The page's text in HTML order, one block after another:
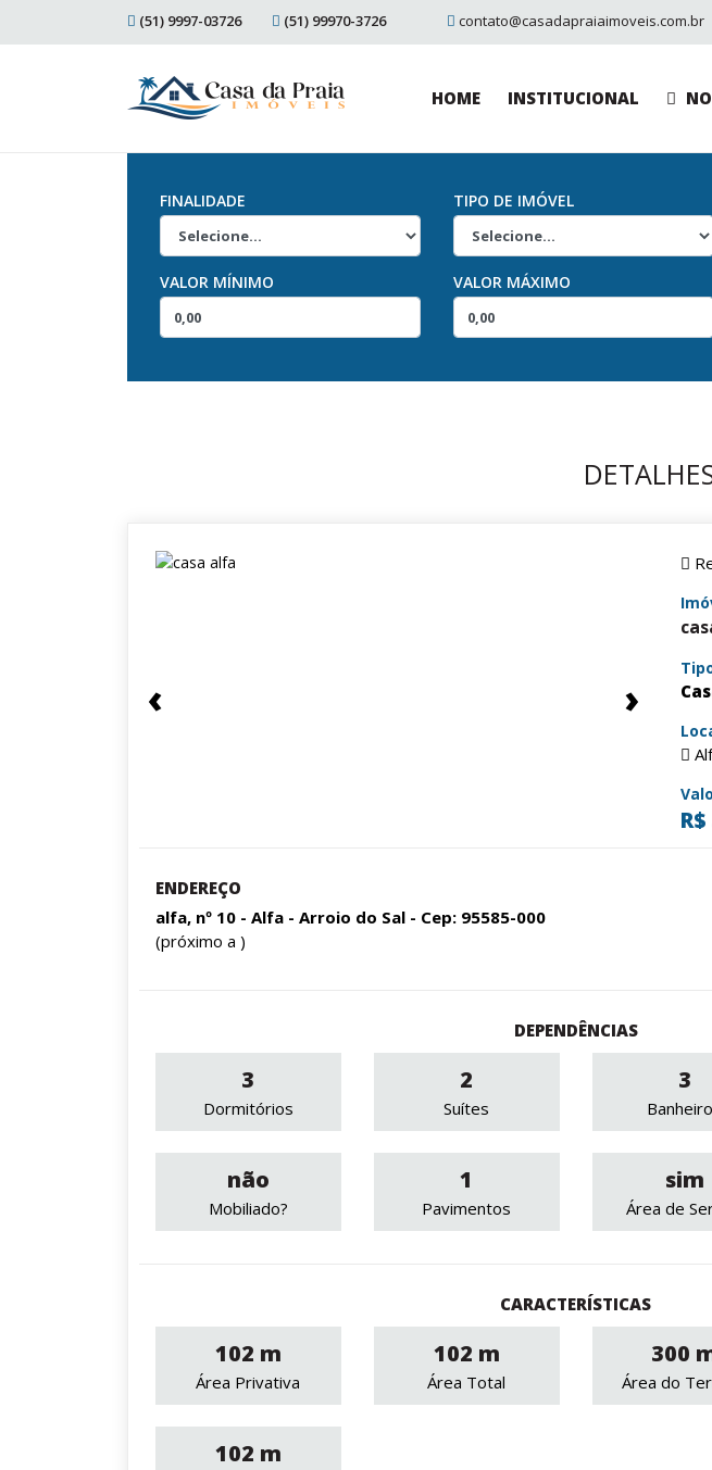
(51) 9997-03726 (51) 99970-3726 contato@casadapraiaimoveis.com.br
HOME INSTITUCIONAL
FINALIDADE TIPO DE IMÓVEL
VALOR MÍNIMO
VALOR MÁXIMO
‹ ›
ENDEREÇO
alfa, nº 10 - Alfa - Arroio do Sal - Cep: 95585-000
(próximo a )
DEPENDÊNCIAS
3
Dormitórios
2
Suítes
3
não
Mobiliado?
1
Pavimentos
sim
Área de
CARACTERÍSTICAS
102 m
Área Privativa
102 m
Área Total
300
Área do
102 m